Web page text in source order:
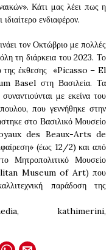
Κάτι μας λέει πως η
ενδιαφέρον.
τον Οκτώβριο με πολλές
όλη τη διάρκεια του 2023. Το
της έκθεσης «Picasso – El
Basel στη Βασιλεία. Τα
με εκείνα του
που γεννήθηκε στην
στο Βασιλικό Μουσείο
des Beaux-Arts de
(έως 12/2) και από
Μητροπολιτικό Μουσείο
Museum of Art) που
παράδοση της
kathimerini,